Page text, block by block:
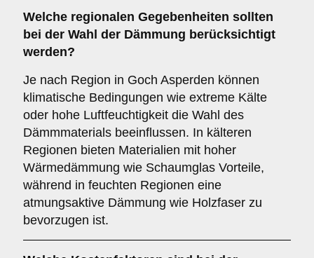
Welche regionalen Gegebenheiten sollten
bei der Wahl der Dämmung berücksichtigt
werden?
Je nach Region in Goch Asperden können
klimatische Bedingungen wie extreme Kälte
oder hohe Luftfeuchtigkeit die Wahl des
Dämmmaterials beeinflussen. In kälteren
Regionen bieten Materialien mit hoher
Wärmedämmung wie Schaumglas Vorteile,
während in feuchten Regionen eine
atmungsaktive Dämmung wie Holzfaser zu
bevorzugen ist.